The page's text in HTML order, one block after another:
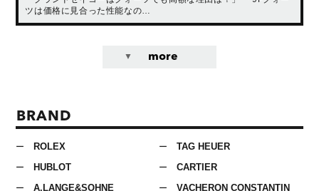
ツは価格に見合った性能なの…
more
BRAND
ROLEX
TAG HEUER
HUBLOT
CARTIER
A.LANGE&SOHNE
VACHERON CONSTANTIN